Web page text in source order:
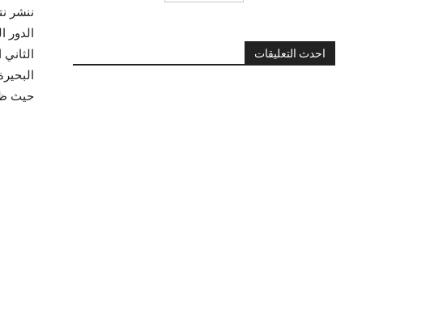
حيث
احدث التعليقات